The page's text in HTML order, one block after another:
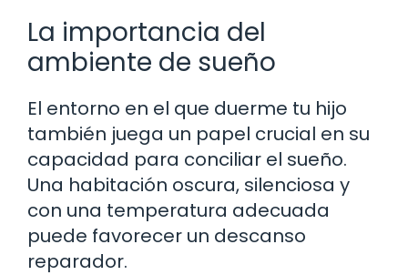
La importancia del
ambiente de sueño
El entorno en el que duerme tu hijo
también juega un papel crucial en su
capacidad para conciliar el sueño.
Una habitación oscura, silenciosa y
con una temperatura adecuada
puede favorecer un descanso
reparador.